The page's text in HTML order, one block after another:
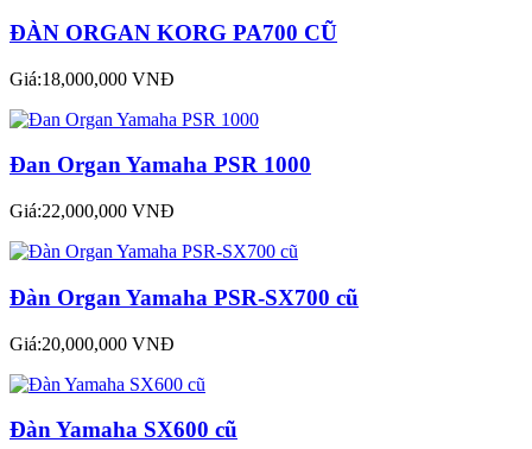
ĐÀN ORGAN KORG PA700 CŨ
Giá:18,000,000 VNĐ
Đan Organ Yamaha PSR 1000
Giá:22,000,000 VNĐ
Đàn Organ Yamaha PSR-SX700 cũ
Giá:20,000,000 VNĐ
Đàn Yamaha SX600 cũ